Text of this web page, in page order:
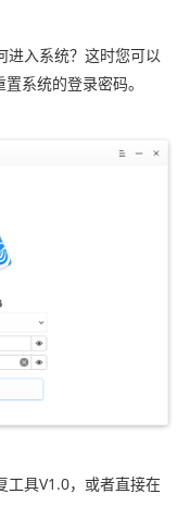
进入系统？这时您可以
系统的登录密码。
工具V1.0，或者直接在